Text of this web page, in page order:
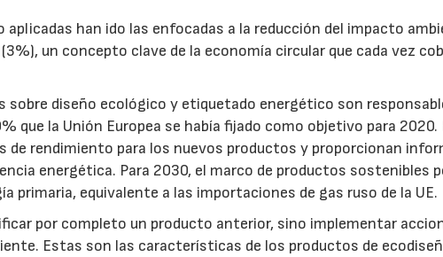
aplicadas han ido las enfocadas a la reducción del impacto
un concepto clave de la economía circular que cada vez
sobre diseño ecológico y etiquetado energético son
que la Unión Europea se había fijado como objetivo para
de rendimiento para los nuevos productos y proporcionan
energética. Para 2030, el marco de productos sostenibles
primaria, equivalente a las importaciones de gas ruso de la UE.
por completo un producto anterior, sino implementar
Estas son las características de los productos de
23/07/2026